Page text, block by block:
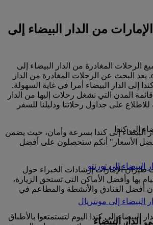
من الدار البيضاء إلى
الرحلات المغادرة من الدار البيضاء إلى
كندا على emirates.com. يعد البحث عن الرحلات المغادرة من الدار
إلى الدار البيضاء أمرا في غاية السهولة.
المدن التي نشغل رحلات إليها من الدار
للاطلاع على جداول رحلاتنا ودليلنا للسفر
البيضاء إلى كندا بسرعة وأمان، حيث يضمن
الأسعار" أنكم ستحصلون على أفضل
طيران الإمارات إرشادات الخبراء حول
بها وأفضل الأماكن التي تستحق الزيارة،
أفضل الفنادق والأنشطة والمطاعم في
البيضاء إلى كندا اليوم لتستمتعوا بالأطباق
إلى كندا
البيضاء إلى تورنتو
البيضاء إلى مونتريال
الدار البيضاء